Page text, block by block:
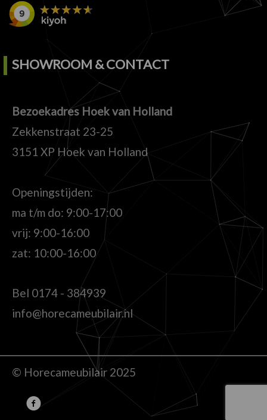
SHOWROOM & CONTACT
Bezoekadres Hoek van Holland
Zekkenstraat 23-25
3151 XP Hoek van Holland
Openingstijden:
ma t/m do: 9:00-17:00
vrij: 9:00-16:00
zat: 10:00-16:00
Bel 0174 - 384939
info@horecameubilair.nl
© Horecameubilair 2025